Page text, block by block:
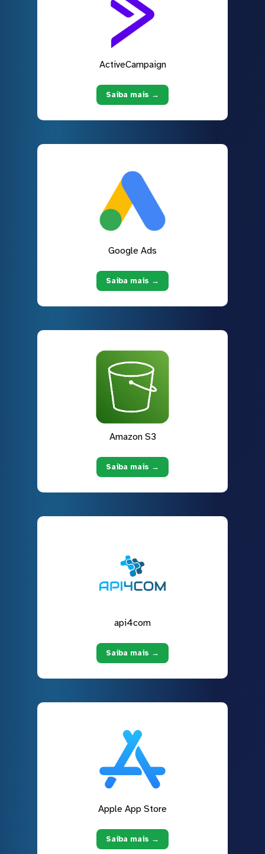
ActiveCampaign
Saiba mais →
Google Ads
Saiba mais →
Amazon S3
Saiba mais →
api4com
Saiba mais →
Apple App Store
Saiba mais →